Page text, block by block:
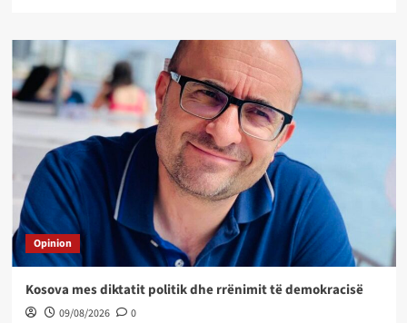
Opinion
Kosova mes diktatit politik dhe rrënimit të demokracisë
09/08/2026 0